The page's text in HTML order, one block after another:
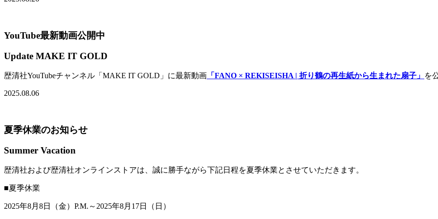
YouTube最新動画公開中
Update MAKE IT GOLD
歴清社YouTubeチャンネル「MAKE IT GOLD」に最新動画 「FANO × REKISEISHA | 折り鶴の再生紙から生まれた扇子」 を
2025.08.06
夏季休業のお知らせ
Summer Vacation
歴清社および歴清社オンラインストアは、誠に勝手ながら下記日程を夏季休業とさせていただきます。
■夏季休業
2025年8月8日（金）P.M.～2025年8月17日（日）